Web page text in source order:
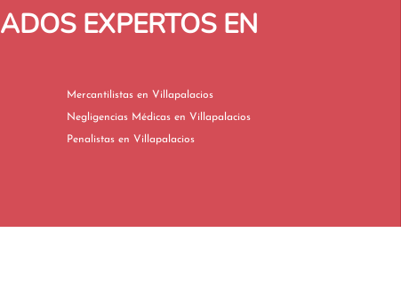
EXPERTOS EN
Mercantilistas en Villapalacios
Negligencias Médicas en Villapalacios
Penalistas en Villapalacios